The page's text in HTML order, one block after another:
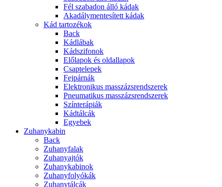
Fél szabadon álló kádak
Akadálymentesített kádak
Kád tartozékok
Back
Kádlábak
Kádszifonok
Előlapok és oldallapok
Csaptelepek
Fejpárnák
Elektronikus masszázsrendszerek
Pneumatikus masszázsrendszerek
Színterápiák
Kádtálcák
Egyebek
Zuhanykabin
Back
Zuhanyfalak
Zuhanyajtók
Zuhanykabinok
Zuhanyfolyókák
Zuhanytálcák